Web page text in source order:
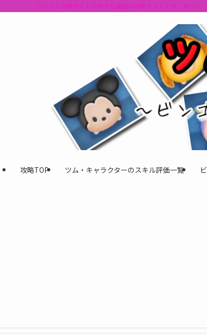
ツムツム攻略サイトの中でも最強の攻略サイトです。新ツ
攻略TOP ツム・キャラクターのスキル評価一覧